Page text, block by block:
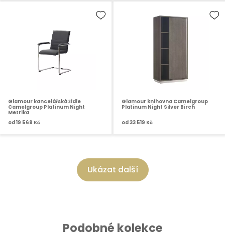
Glamour kancelářská židle
Camelgroup Platinum Night
Metrika
od19 569 Kč
Glamour knihovna Camelgroup
Platinum Night Silver Birch
od33 519 Kč
Ukázat další
Podobné kolekce